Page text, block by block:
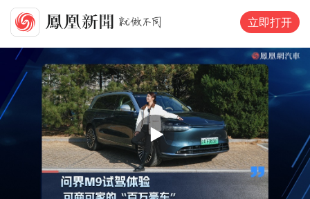
立即打开